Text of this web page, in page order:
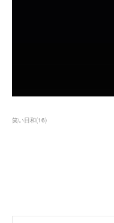
笑い日和(16)